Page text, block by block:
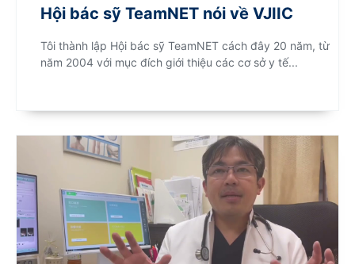
Hội bác sỹ TeamNET nói về VJIIC
Tôi thành lập Hội bác sỹ TeamNET cách đây 20 năm, từ
năm 2004 với mục đích giới thiệu các cơ sở y tế...